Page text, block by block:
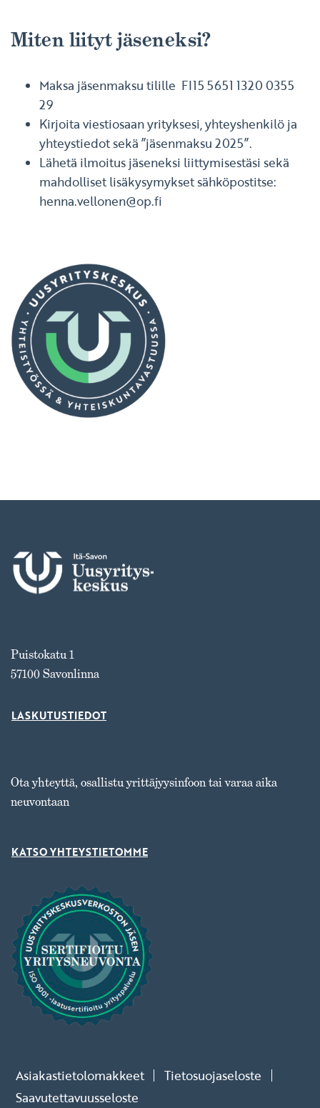
Miten liityt jäseneksi?
Maksa jäsenmaksu tilille FI15 5651 1320 0355
29
Kirjoita viestiosaan yrityksesi, yhteyshenkilö ja
yhteystiedot sekä ”jäsenmaksu 2025”.
Lähetä ilmoitus jäseneksi liittymisestäsi sekä
mahdolliset lisäkysymykset sähköpostitse:
henna.vellonen@op.fi
Puistokatu 1
57100 Savonlinna
LASKUTUSTIEDOT
Ota yhteyttä, osallistu yrittäjyysinfoon tai varaa aika
neuvontaan
KATSO YHTEYSTIETOMME
Asiakastietolomakkeet
Tietosuojaseloste
Saavutettavuusseloste